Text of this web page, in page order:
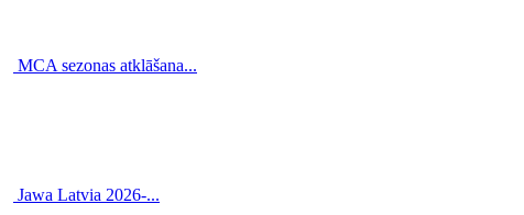
MCA sezonas atklāšana...
Jawa Latvia 2026-...